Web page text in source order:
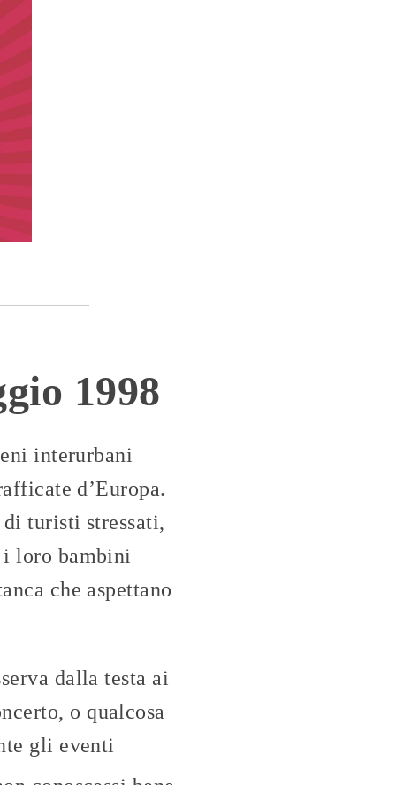
1998
interurbani
d’Europa.
turisti stressati,
loro bambini
che aspettano
dalla testa ai
o qualcosa
gli eventi